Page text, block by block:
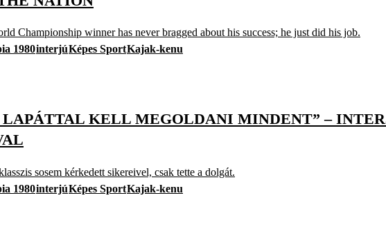
Championship winner has never bragged about his success; he just did his job.
1980interjúKépes SportKajak-kenu
LAPÁTTAL KELL MEGOLDANI MINDENT” –
sosem kérkedett sikereivel, csak tette a dolgát.
1980interjúKépes SportKajak-kenu